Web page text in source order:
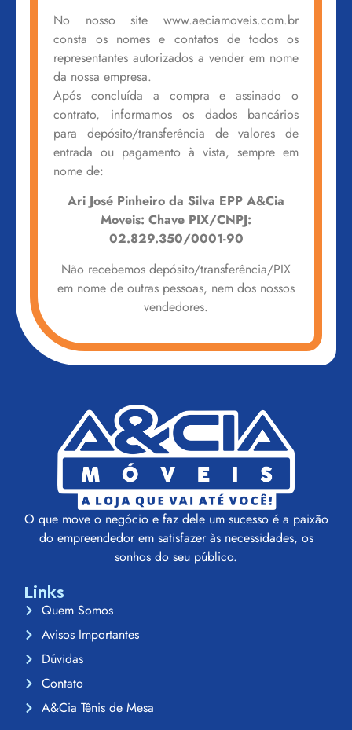
No nosso site www.aeciamoveis.com.br
consta os nomes e contatos de todos os
representantes autorizados a vender em nome
da nossa empresa.
Após concluída a compra e assinado o
contrato, informamos os dados bancários
para depósito/transferência de valores de
entrada ou pagamento à vista, sempre em
nome de:
Ari José Pinheiro da Silva EPP A&Cia
Moveis: Chave PIX/CNPJ:
02.829.350/0001-90
Não recebemos depósito/transferência/PIX
em nome de outras pessoas, nem dos nossos
vendedores.
O que move o negócio e faz dele um sucesso é a paixão
do empreendedor em satisfazer às necessidades, os
sonhos do seu público.
Links
Quem Somos
Avisos Importantes
Dúvidas
Contato
A&Cia Tênis de Mesa